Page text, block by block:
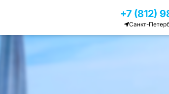
+7 (812)
Санкт-